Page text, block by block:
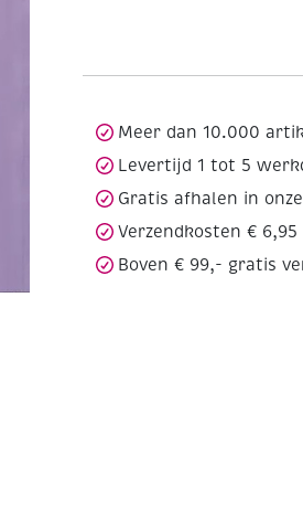
Meer dan 10.000
Levertijd 1 tot 5
Gratis afhalen in
Verzendkosten € 6,95
Boven € 99,- gratis